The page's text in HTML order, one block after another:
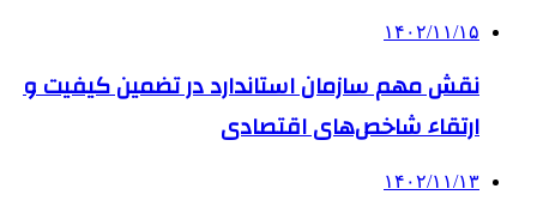
۱۴۰۲/۱۱/۱۵
نقش مهم سازمان استاندارد در تضمین کیفیت و
ارتقاء شاخص‌های اقتصادی
۱۴۰۲/۱۱/۱۳